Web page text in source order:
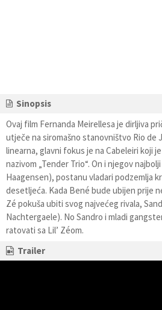
Sinopsis
Ovaj film Fernanda Meirellesa je dirljiva
utječe na siromašno stanovništvo Rio de
linearna, glavni fokus je na Cabeleiri koji
nazivom „Tender Trio“. On i njegov
Haagensen), postanu vladari podzemlja
desetljeća. Kada Bené bude ubijen prije
Zé pokuša ubiti svog najvećeg rivala,
Nachtergaele). No Sandro i mladi
ratovati sa Lil’ Zéom.
Trailer